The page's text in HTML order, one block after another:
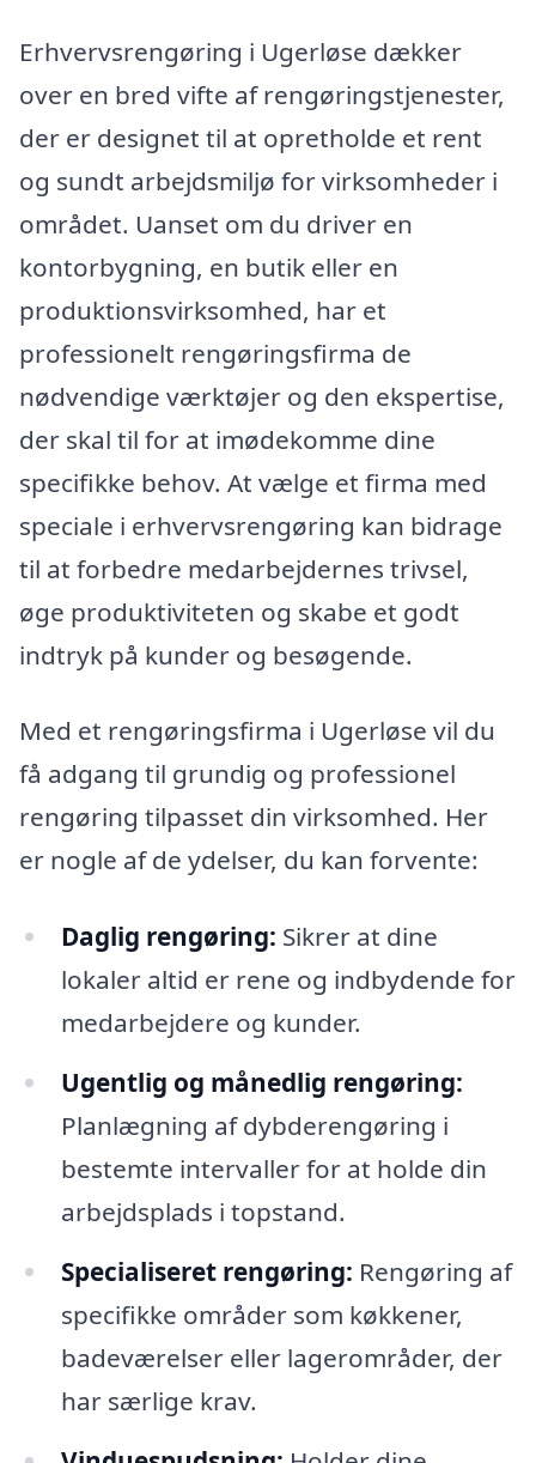
Erhvervsrengøring i Ugerløse dækker
over en bred vifte af rengøringstjenester,
der er designet til at opretholde et rent
og sundt arbejdsmiljø for virksomheder i
området. Uanset om du driver en
kontorbygning, en butik eller en
produktionsvirksomhed, har et
professionelt rengøringsfirma de
nødvendige værktøjer og den ekspertise,
der skal til for at imødekomme dine
specifikke behov. At vælge et firma med
speciale i erhvervsrengøring kan bidrage
til at forbedre medarbejdernes trivsel,
øge produktiviteten og skabe et godt
indtryk på kunder og besøgende.
Med et rengøringsfirma i Ugerløse vil du
få adgang til grundig og professionel
rengøring tilpasset din virksomhed. Her
er nogle af de ydelser, du kan forvente:
Daglig rengøring: Sikrer at dine
lokaler altid er rene og indbydende for
medarbejdere og kunder.
Ugentlig og månedlig rengøring:
Planlægning af dybderengøring i
bestemte intervaller for at holde din
arbejdsplads i topstand.
Specialiseret rengøring: Rengøring af
specifikke områder som køkkener,
badeværelser eller lagerområder, der
har særlige krav.